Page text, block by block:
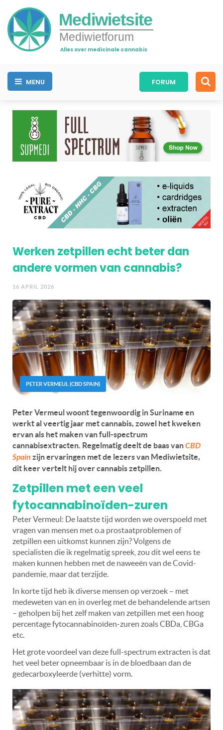
Mediwietsite
Mediwietforum
Alles over medicinale cannabis
MENU FORUM
Werken zetpillen echt beter dan
andere vormen van cannabis?
16 APRIL 2026
PETER VERMEUL (CBD SPAIN)
Peter Vermeul woont tegenwoordig in Suriname en
werkt al veertig jaar met cannabis, zowel het kweken
ervan als het maken van full-spectrum
cannabisextracten. Regelmatig deelt de baas vanCBD
Spain zijn ervaringen met de lezers van Mediwietsite,
dit keer vertelt hij over cannabis zetpillen.
Zetpillen met een veel
fytocannabinoïden-zuren
Peter Vermeul: De laatste tijd worden we overspoeld met
vragen van mensen met o.a prostaatproblemen of
zetpillen een uitkomst kunnen zijn? Volgens de
specialisten die ik regelmatig spreek, zou dit wel eens te
maken kunnen hebben met de naweeën van de Covid-
pandemie, maar dat terzijde.
In korte tijd heb ik diverse mensen op verzoek – met
medeweten van en in overleg met de behandelende artsen
– geholpen bij het zelf maken van zetpillen met een hoog
percentage fytocannabinoïden-zuren zoals CBDa, CBGa
etc.
Het grote voordeel van deze full-spectrum extracten is dat
het veel beter opneembaar is in de bloedbaan dan de
gedecarboxyleerde (verhitte) vorm.